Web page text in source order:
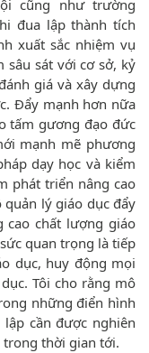
cũng như trường
đua lập thành tích
xuất sắc nhiệm vụ
sâu sát với cơ sở, kỷ
giá và xây dựng
Đẩy mạnh hơn nữa
tấm gương đạo đức
mạnh mẽ phương
dạy học và kiểm
phát triển nâng cao
lý giáo dục đẩy
cao chất lượng giáo
quan trọng là tiếp
dục, huy động mọi
Tôi cho rằng mô
những điển hình
cần được nghiên
thời gian tới.